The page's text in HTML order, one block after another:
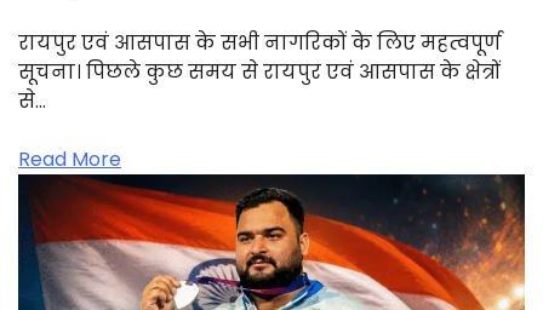
रायपुर एवं आसपास के सभी नागरिकों के लिए महत्वपूर्ण
सूचना। पिछले कुछ समय से रायपुर एवं आसपास के क्षेत्रों
से…
Read More